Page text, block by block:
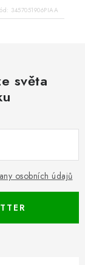
3457051906PIAA
světa
osobních údajů